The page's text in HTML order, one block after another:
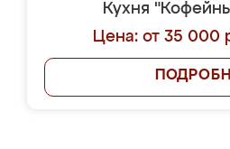
Кухня
Цена: от 35 000